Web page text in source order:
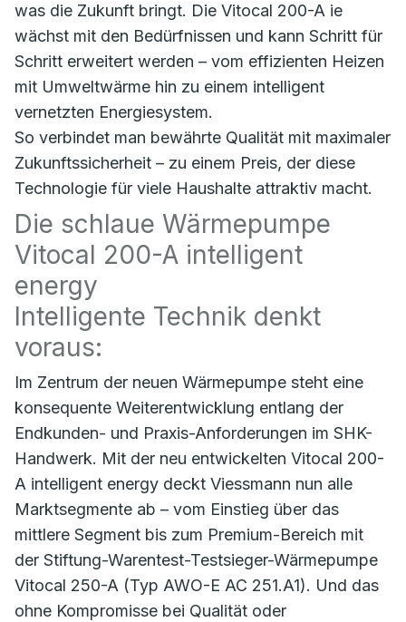
was die Zukunft bringt. Die Vitocal 200-A ie
wächst mit den Bedürfnissen und kann Schritt für
Schritt erweitert werden – vom effizienten Heizen
mit Umweltwärme hin zu einem intelligent
vernetzten Energiesystem.
So verbindet man bewährte Qualität mit maximaler
Zukunftssicherheit – zu einem Preis, der diese
Technologie für viele Haushalte attraktiv macht.
Die schlaue Wärmepumpe
Vitocal 200-A intelligent
energy
Intelligente Technik denkt
voraus:
Im Zentrum der neuen Wärmepumpe steht eine
konsequente Weiterentwicklung entlang der
Endkunden- und Praxis-Anforderungen im SHK-
Handwerk. Mit der neu entwickelten Vitocal 200-
A intelligent energy deckt Viessmann nun alle
Marktsegmente ab – vom Einstieg über das
mittlere Segment bis zum Premium-Bereich mit
der Stiftung-Warentest-Testsieger-Wärmepumpe
Vitocal 250-A (Typ AWO-E AC 251.A1). Und das
ohne Kompromisse bei Qualität oder